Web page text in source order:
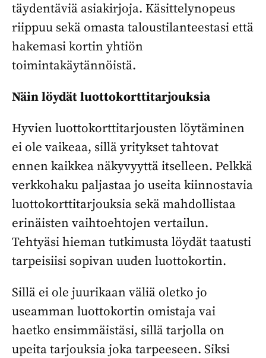
täydentäviä asiakirjoja. Käsittelynopeus
riippuu sekä omasta taloustilanteestasi että
hakemasi kortin yhtiön
toimintakäytännöistä.
Näin löydät luottokorttitarjouksia
Hyvien luottokorttitarjousten löytäminen
ei ole vaikeaa, sillä yritykset tahtovat
ennen kaikkea näkyvyyttä itselleen. Pelkkä
verkkohaku paljastaa jo useita kiinnostavia
luottokorttitarjouksia sekä mahdollistaa
erinäisten vaihtoehtojen vertailun.
Tehtyäsi hieman tutkimusta löydät taatusti
tarpeisiisi sopivan uuden luottokortin.
Sillä ei ole juurikaan väliä oletko jo
useamman luottokortin omistaja vai
haetko ensimmäistäsi, sillä tarjolla on
upeita tarjouksia joka tarpeeseen. Siksi